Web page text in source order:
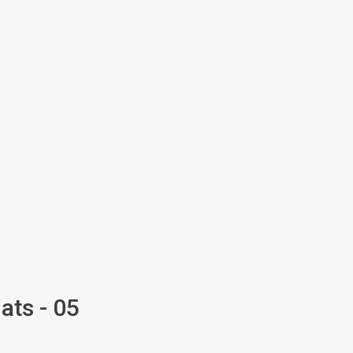
- 05